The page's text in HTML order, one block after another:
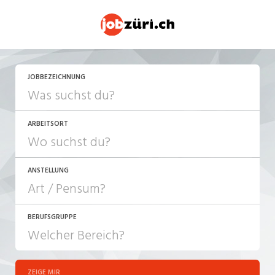
JOBBEZEICHNUNG
ARBEITSORT
ANSTELLUNG
JOB-TYP
Festanstellung
BERUFSGRUPPE
ZEIGE MIR